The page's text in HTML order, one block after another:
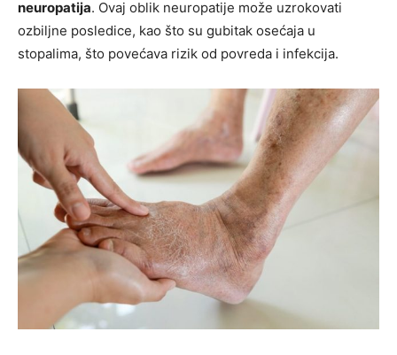
neuropatija. Ovaj oblik neuropatije može uzrokovati
ozbiljne posledice, kao što su gubitak osećaja u
stopalima, što povećava rizik od povreda i infekcija.